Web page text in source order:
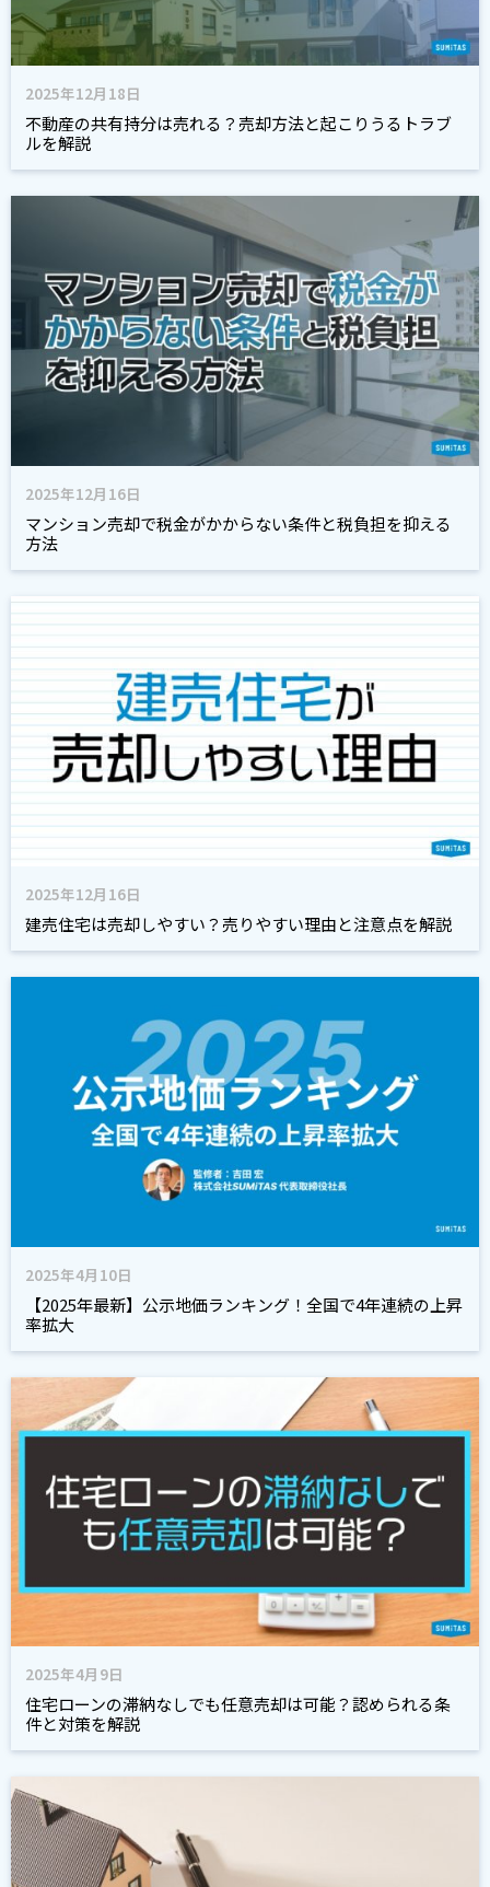
2025年12月18日
不動産の共有持分は売れる？売却方法と起こりうるトラブ
ルを解説
2025年12月16日
マンション売却で税金がかからない条件と税負担を抑える
方法
2025年12月16日
建売住宅は売却しやすい？売りやすい理由と注意点を解説
2025年4月10日
【2025年最新】公示地価ランキング！全国で4年連続の上昇
率拡大
2025年4月9日
住宅ローンの滞納なしでも任意売却は可能？認められる条
件と対策を解説